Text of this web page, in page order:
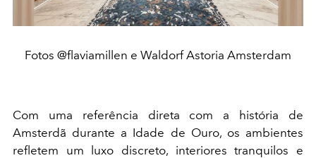
Fotos @flaviamillen e Waldorf Astoria Amsterdam
Com uma referência direta com a história de
Amsterdã durante a Idade de Ouro, os ambientes
refletem um luxo discreto, interiores tranquilos e